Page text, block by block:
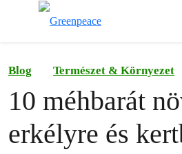
Blog Természet & Környezet
10 méhbarát
erkélyre és